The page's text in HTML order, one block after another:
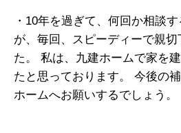
・10年を過ぎて、何回か相談
が、毎回、スピーディーで親
た。 私は、九建ホームで家を
たと思っております。 今後の
ホームへお願いするでしょう。